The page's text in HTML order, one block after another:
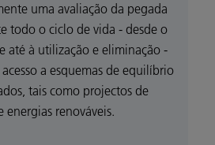
uma avaliação da pegada
todo o ciclo de vida - desde o
até à utilização e eliminação -
a esquemas de equilíbrio
tais como projectos de
energias renováveis.